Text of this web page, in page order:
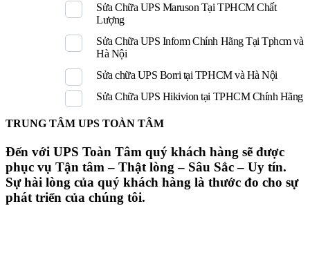
Sửa Chữa UPS Maruson Tại TPHCM Chất
Lượng
Sửa Chữa UPS Inform Chính Hãng Tại Tphcm và
Hà Nội
Sửa chữa UPS Borri tại TPHCM và Hà Nội
Sửa Chữa UPS Hikivion tại TPHCM Chính Hãng
TRUNG TÂM UPS TOÀN TÂM
Đến với UPS Toàn Tâm quý khách hàng sẽ được
phục vụ Tận tâm – Thật lòng – Sâu Sắc – Uy tín.
Sự hài lòng của quý khách hàng là thước đo cho sự
phát triển của chúng tôi.